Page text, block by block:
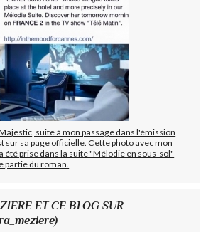
suite à mon passage dans l'émission
sur sa page officielle. Cette photo avec mon
été prise dans la suite "Mélodie en sous-sol"
partie du roman.
ET CE BLOG SUR